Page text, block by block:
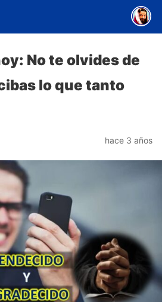
No te olvides de
lo que tanto
hace 3 años